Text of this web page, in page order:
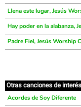
Llena este lugar, Jesús
Hay poder en la alabanza,
Padre Fiel, Jesús Worship
Otras canciones de interés
Acordes de Soy Diferente